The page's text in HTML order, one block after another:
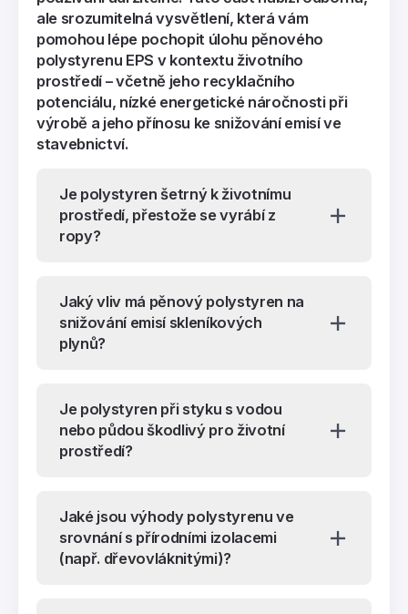
ale srozumitelná vysvětlení, která vám
pomohou lépe pochopit úlohu pěnového
polystyrenu EPS v kontextu životního
prostředí – včetně jeho recyklačního
potenciálu, nízké energetické náročnosti při
výrobě a jeho přínosu ke snižování emisí ve
stavebnictví.
Je polystyren šetrný k životnímu
prostředí, přestože se vyrábí z
ropy?
Jaký vliv má pěnový polystyren na
snižování emisí skleníkových
plynů?
Je polystyren při styku s vodou
nebo půdou škodlivý pro životní
prostředí?
Jaké jsou výhody polystyrenu ve
srovnání s přírodními izolacemi
(např. dřevovláknitými)?